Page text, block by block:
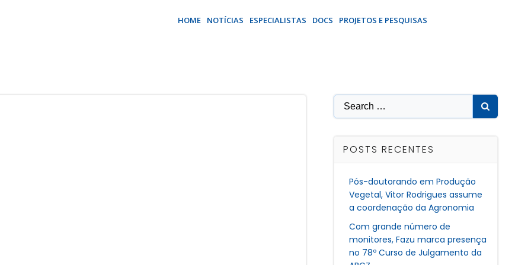
HOME NOTÍCIAS ESPECIALISTAS DOCS PROJETOS E PESQUISAS
Search
for:
POSTS RECENTES
Pós-doutorando em Produção
Vegetal, Vitor Rodrigues assume
a coordenação da Agronomia
Com grande número de
monitores, Fazu marca presença
no 78º Curso de Julgamento da